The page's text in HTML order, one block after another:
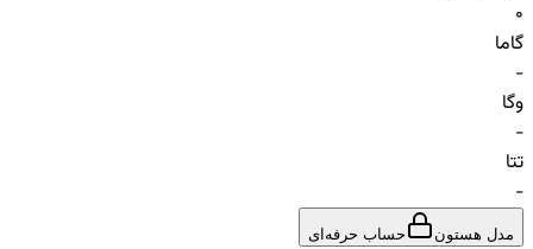
0
گاما
-
وگا
-
تتا
-
مدل هستون حساب حرفه‌ای